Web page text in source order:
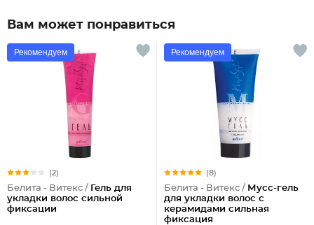
Вам может понравиться
Рекомендуем
(2)
Белита - Витекс / Гель для
укладки волос сильной
фиксации
Рекомендуем
(8)
Белита - Витекс / Мусс-гель
для укладки волос с
керамидами сильная
фиксация